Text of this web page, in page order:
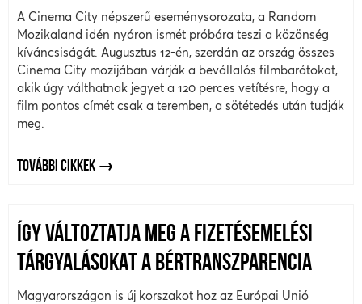
A Cinema City népszerű eseménysorozata, a Random
Mozikaland idén nyáron ismét próbára teszi a közönség
kíváncsiságát. Augusztus 12-én, szerdán az ország összes
Cinema City mozijában várják a bevállalós filmbarátokat,
akik úgy válthatnak jegyet a 120 perces vetítésre, hogy a
film pontos címét csak a teremben, a sötétedés után tudják
meg.
TOVÁBBI CIKKEK
ÍGY VÁLTOZTATJA MEG A FIZETÉSEMELÉSI
TÁRGYALÁSOKAT A BÉRTRANSZPARENCIA
Magyarországon is új korszakot hoz az Európai Unió